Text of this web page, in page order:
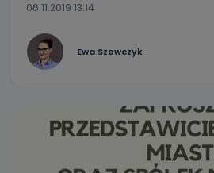
06.11.2019 13:14
Ewa Szewczyk